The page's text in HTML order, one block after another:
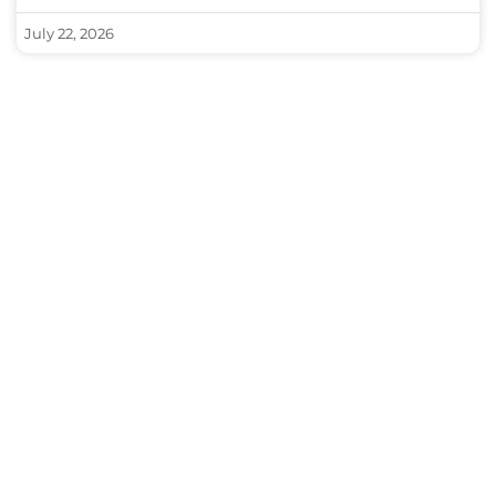
July 22, 2026